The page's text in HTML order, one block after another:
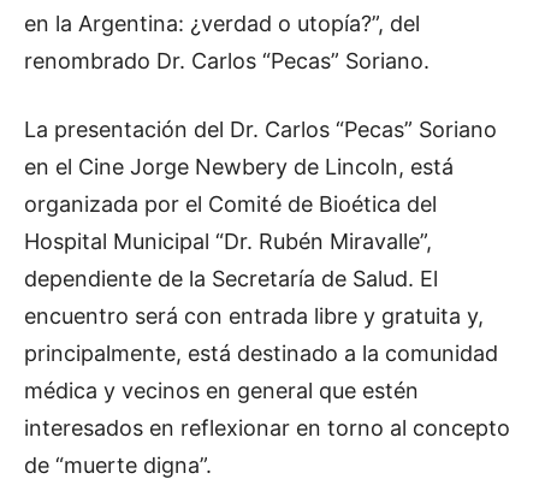
en la Argentina: ¿verdad o utopía?”, del
renombrado Dr. Carlos “Pecas” Soriano.
La presentación del Dr. Carlos “Pecas” Soriano
en el Cine Jorge Newbery de Lincoln, está
organizada por el Comité de Bioética del
Hospital Municipal “Dr. Rubén Miravalle”,
dependiente de la Secretaría de Salud. El
encuentro será con entrada libre y gratuita y,
principalmente, está destinado a la comunidad
médica y vecinos en general que estén
interesados en reflexionar en torno al concepto
de “muerte digna”.